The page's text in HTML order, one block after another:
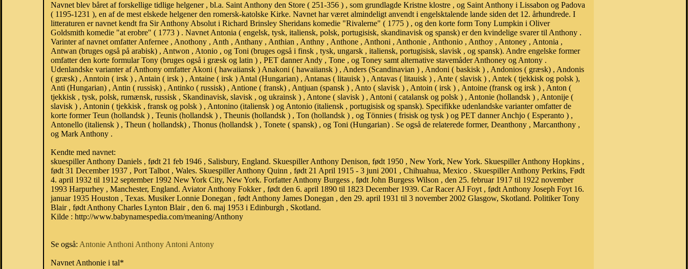
Navnet blev båret af forskellige tidlige helgener , bl.a. Saint Anthony den Store ( 251-356 ) , som grundlagde Kristne klostre , og Saint Anthony i Lissabon og Padova
( 1195-1231 ), en af ​​de mest elskede helgener den romersk-katolske Kirke. Navnet har været almindeligt anvendt i engelsktalende lande siden det 12. århundrede. I
litteraturen er navnet kendt fra Sir Anthony Absolut i Richard Brinsley Sheridans komedie "Rivalerne" ( 1775 ) , og den korte form Tony Lumpkin i Oliver
Goldsmith komedie "at erobre" ( 1773 ) . Navnet Antonia ( engelsk, tysk, italiensk, polsk, portugisisk, skandinavisk og spansk) er den kvindelige svarer til Anthony .
Varinter af navnet omfatter Anfernee , Anothony , Anth , Anthany , Anthian , Anthny , Anthone , Anthoni , Anthonie , Anthonio , Anthoy , Antoney , Antonia ,
Antwan (bruges også på arabisk) , Antwon , Atonio , og Toni (bruges også i finsk , tysk, ungarsk , italiensk, portugisisk, slavisk , og spansk). Andre engelske former
omfatter den korte formular Tony (bruges også i græsk og latin ) , PET danner Andy , Tone , og Toney samt alternative stavemåder Anthoney og Antony .
Udenlandske varianter af Anthony omfatter Akoni ( hawaiiansk ) Anakoni ( hawaiiansk ) , Anders (Scandinavian ) , Andoni ( baskisk ) , Andonios ( græsk) , Andonis
( græsk) , Anntoin ( irsk ) , Antain ( irsk ) , Antaine ( irsk ) Antal (Hungarian) , Antanas ( litauisk ) , Antavas ( litauisk ) , Ante ( slavisk ) , Antek ( tjekkisk og polsk ),
Anti (Hungarian) , Antin ( russisk) , Antinko ( russisk) , Antione ( fransk) , Antjuan (spansk ) , Anto ( slavisk ) , Antoin ( irsk ) , Antoine (fransk og irsk ) , Anton (
tjekkisk , tysk, polsk, rumænsk, russisk , Skandinavisk, slavisk , og ukrainsk ) , Antone ( slavisk ) , Antoni ( catalansk og polsk ) , Antonie (hollandsk ) , Antonije (
slavisk ) , Antonin ( tjekkisk , fransk og polsk ) , Antonino (italiensk ) og Antonio (italiensk , portugisisk og spansk). Specifikke udenlandske varianter omfatter de
korte former Teun (hollandsk ) , Teunis (hollandsk ) , Theunis (hollandsk ) , Ton (hollandsk ) , og Tönnies ( frisisk og tysk ) og PET danner Anchjo ( Esperanto ) ,
Antonello (italiensk ) , Theun ( hollandsk) , Thonus (hollandsk ) , Tonete ( spansk) , og Toni (Hungarian) . Se også de relaterede former, Deanthony , Marcanthony ,
og Mark Anthony .
Kendte med navnet:
skuespiller Anthony Daniels , født 21 feb 1946 , Salisbury, England. Skuespiller Anthony Denison, født 1950 , New York, New York. Skuespiller Anthony Hopkins ,
født 31 December 1937 , Port Talbot , Wales. Skuespiller Anthony Quinn , født 21 April 1915 - 3 juni 2001 , Chihuahua, Mexico . Skuespiller Anthony Perkins, Født
4. april 1932 til 1912 september 1992 New York City, New York. Forfatter Anthony Burgess , født John Burgess Wilson , den 25. februar 1917 til 1922 november
1993 Harpurhey , Manchester, England. Aviator Anthony Fokker , født den 6. april 1890 til 1823 December 1939. Car Racer AJ Foyt , født Anthony Joseph Foyt 16.
januar 1935 Houston , Texas. Musiker Lonnie Donegan , født Anthony James Donegan , den 29. april 1931 til 3 november 2002 Glasgow, Skotland. Politiker Tony
Blair , født Anthony Charles Lynton Blair , den 6. maj 1953 i Edinburgh , Skotland.
Kilde : http://www.babynamespedia.com/meaning/Anthony
Se også: AntonieAnthoniAnthonyAntoniAntony
Navnet Anthonie i tal*